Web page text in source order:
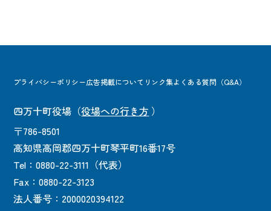
プライバシーポリシー広告掲載について リンク集よくある質問（Q&A）
四万十町役場 （役場への行き方 ）
〒786-8501
高知県高岡郡四万十町琴平町16番17号
Tel：0880-22-3111（代表）
Fax：0880-22-3123
法人番号：2000020394122